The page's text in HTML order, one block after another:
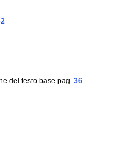
del testo base pag. 36